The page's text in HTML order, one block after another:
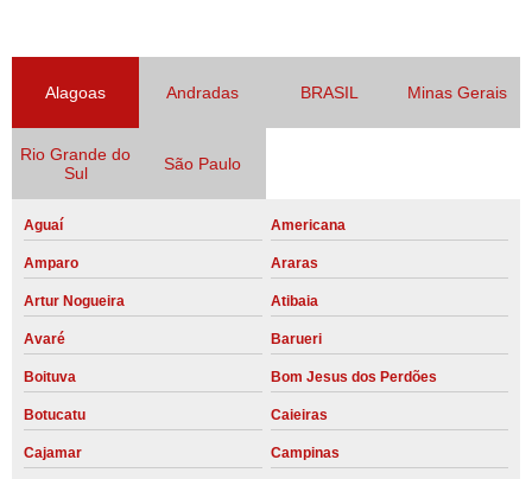
Alagoas Andradas BRASIL Minas Gerais
Rio Grande do
Sul
São Paulo
Aguaí Americana
Amparo Araras
Artur Nogueira Atibaia
Avaré Barueri
Boituva Bom Jesus dos Perdões
Botucatu Caieiras
Cajamar Campinas